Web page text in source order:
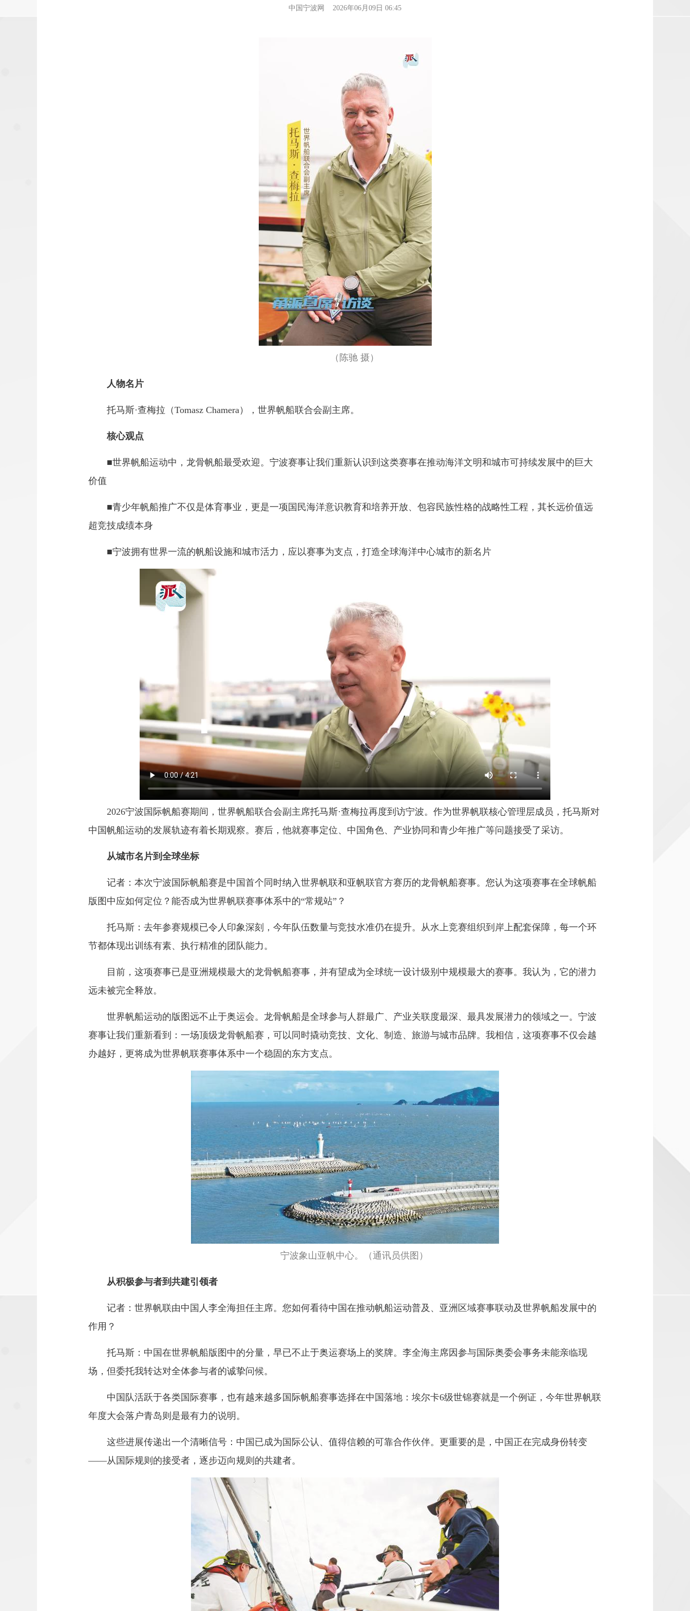
中国宁波网 2026年06月09日 06:45
（陈驰 摄）
人物名片
托马斯·查梅拉（Tomasz Chamera），世界帆船联合会副主席。
核心观点
■世界帆船运动中，龙骨帆船最受欢迎。宁波赛事让我们重新认识到这类赛事在推动海洋文明和城市可持续发展中的巨大
价值
■青少年帆船推广不仅是体育事业，更是一项国民海洋意识教育和培养开放、包容民族性格的战略性工程，其长远价值远
超竞技成绩本身
■宁波拥有世界一流的帆船设施和城市活力，应以赛事为支点，打造全球海洋中心城市的新名片
2026宁波国际帆船赛期间，世界帆船联合会副主席托马斯·查梅拉再度到访宁波。作为世界帆联核心管理层成员，托马斯对
中国帆船运动的发展轨迹有着长期观察。赛后，他就赛事定位、中国角色、产业协同和青少年推广等问题接受了采访。
从城市名片到全球坐标
记者：本次宁波国际帆船赛是中国首个同时纳入世界帆联和亚帆联官方赛历的龙骨帆船赛事。您认为这项赛事在全球帆船
版图中应如何定位？能否成为世界帆联赛事体系中的“常规站”？
托马斯：去年参赛规模已令人印象深刻，今年队伍数量与竞技水准仍在提升。从水上竞赛组织到岸上配套保障，每一个环
节都体现出训练有素、执行精准的团队能力。
目前，这项赛事已是亚洲规模最大的龙骨帆船赛事，并有望成为全球统一设计级别中规模最大的赛事。我认为，它的潜力
远未被完全释放。
世界帆船运动的版图远不止于奥运会。龙骨帆船是全球参与人群最广、产业关联度最深、最具发展潜力的领域之一。宁波
赛事让我们重新看到：一场顶级龙骨帆船赛，可以同时撬动竞技、文化、制造、旅游与城市品牌。我相信，这项赛事不仅会越
办越好，更将成为世界帆联赛事体系中一个稳固的东方支点。
宁波象山亚帆中心。（通讯员供图）
从积极参与者到共建引领者
记者：世界帆联由中国人李全海担任主席。您如何看待中国在推动帆船运动普及、亚洲区域赛事联动及世界帆船发展中的
作用？
托马斯：中国在世界帆船版图中的分量，早已不止于奥运赛场上的奖牌。李全海主席因参与国际奥委会事务未能亲临现
场，但委托我转达对全体参与者的诚挚问候。
中国队活跃于各类国际赛事，也有越来越多国际帆船赛事选择在中国落地：埃尔卡6级世锦赛就是一个例证，今年世界帆联
年度大会落户青岛则是最有力的说明。
这些进展传递出一个清晰信号：中国已成为国际公认、值得信赖的可靠合作伙伴。更重要的是，中国正在完成身份转变
——从国际规则的接受者，逐步迈向规则的共建者。